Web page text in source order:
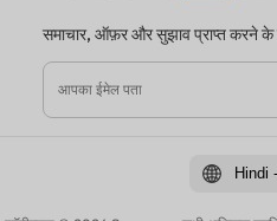
समाचार, ऑफ़र और सुझाव प्राप्त करने के
Hindi -